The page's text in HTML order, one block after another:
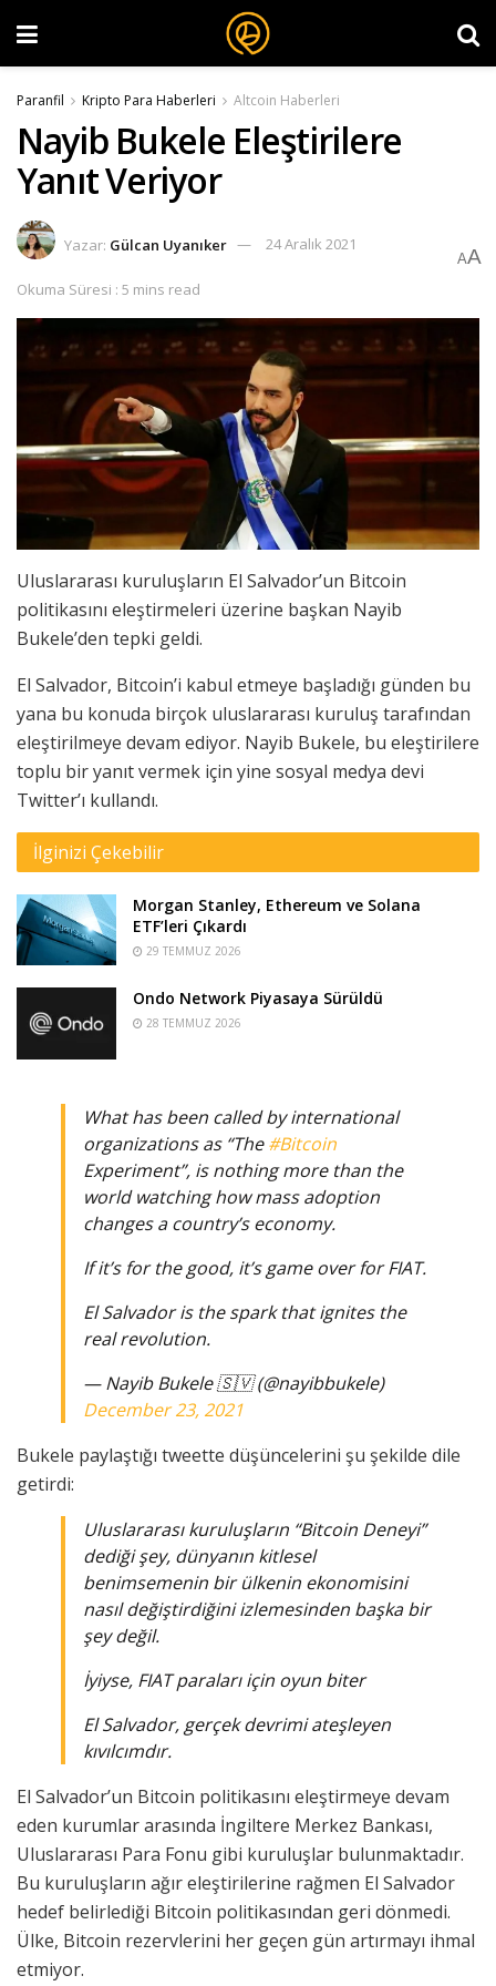
Paranfil Kripto Para Haberleri Altcoin Haberleri
Nayib Bukele Eleştirilere
Yanıt Veriyor
Yazar: Gülcan Uyanıker 24 Aralık 2021
Okuma Süresi : 5 mins read
AA
Uluslararası kuruluşların El Salvador’un Bitcoin
politikasını eleştirmeleri üzerine başkan Nayib
Bukele’den tepki geldi.
El Salvador, Bitcoin’i kabul etmeye başladığı günden bu
yana bu konuda birçok uluslararası kuruluş tarafından
eleştirilmeye devam ediyor. Nayib Bukele, bu eleştirilere
toplu bir yanıt vermek için yine sosyal medya devi
Twitter’ı kullandı.
İlginizi Çekebilir
Morgan Stanley, Ethereum ve Solana
ETF’leri Çıkardı
29 TEMMUZ 2026
Ondo Network Piyasaya Sürüldü
28 TEMMUZ 2026
What has been called by international
organizations as “The#Bitcoin
Experiment”, is nothing more than the
world watching how mass adoption
changes a country’s economy.
If it’s for the good, it’s game over for FIAT.
El Salvador is the spark that ignites the
real revolution.
— Nayib Bukele 🇸🇻 (@nayibbukele)
December 23, 2021
Bukele paylaştığı tweette düşüncelerini şu şekilde dile
getirdi:
Uluslararası kuruluşların “Bitcoin Deneyi”
dediği şey, dünyanın kitlesel
benimsemenin bir ülkenin ekonomisini
nasıl değiştirdiğini izlemesinden başka bir
şey değil.
İyiyse, FIAT paraları için oyun biter
El Salvador, gerçek devrimi ateşleyen
kıvılcımdır.
El Salvador’un Bitcoin politikasını eleştirmeye devam
eden kurumlar arasında İngiltere Merkez Bankası,
Uluslararası Para Fonu gibi kuruluşlar bulunmaktadır.
Bu kuruluşların ağır eleştirilerine rağmen El Salvador
hedef belirlediği Bitcoin politikasından geri dönmedi.
Ülke, Bitcoin rezervlerini her geçen gün artırmayı ihmal
etmiyor.